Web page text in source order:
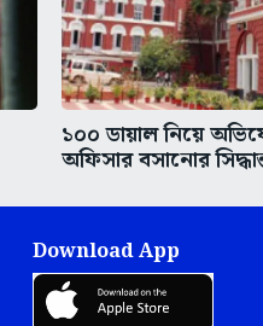
১০০ ডায়াল নিয়ে
অফিসার বসানোর
Download App